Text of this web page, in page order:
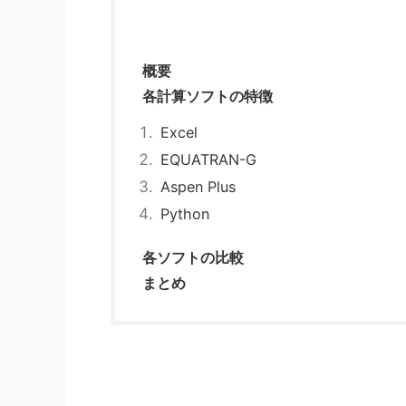
概要
各計算ソフトの特徴
Excel
EQUATRAN-G
Aspen Plus
Python
各ソフトの比較
まとめ